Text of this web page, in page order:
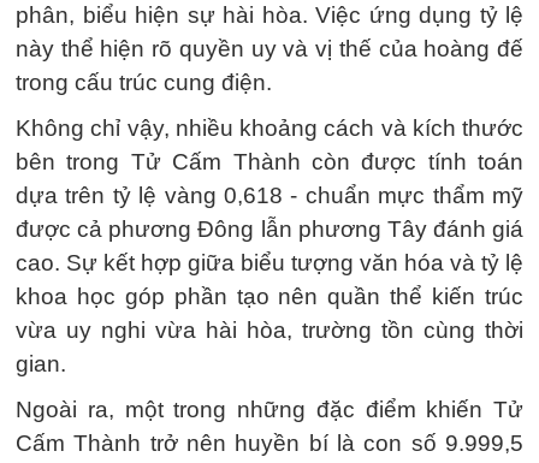
phân, biểu hiện sự hài hòa. Việc ứng dụng tỷ lệ
này thể hiện rõ quyền uy và vị thế của hoàng đế
trong cấu trúc cung điện.
Không chỉ vậy, nhiều khoảng cách và kích thước
bên trong Tử Cấm Thành còn được tính toán
dựa trên tỷ lệ vàng 0,618 - chuẩn mực thẩm mỹ
được cả phương Đông lẫn phương Tây đánh giá
cao. Sự kết hợp giữa biểu tượng văn hóa và tỷ lệ
khoa học góp phần tạo nên quần thể kiến trúc
vừa uy nghi vừa hài hòa, trường tồn cùng thời
gian.
Ngoài ra, một trong những đặc điểm khiến Tử
Cấm Thành trở nên huyền bí là con số 9.999,5